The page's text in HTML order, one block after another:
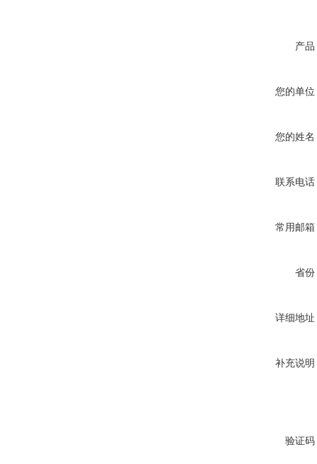
产品
您的单位
您的姓名
联系电话
常用邮箱
省份
详细地址
补充说明
验证码